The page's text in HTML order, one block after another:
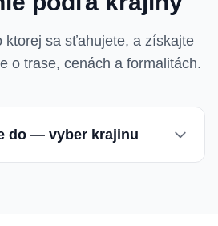
ktorej sa sťahujete, a získajte
o trase, cenách a formalitách.
do — vyber krajinu